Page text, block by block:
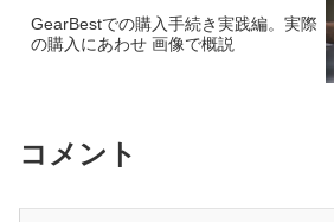
GearBestでの購入手続き実践編。実際
の購入にあわせ 画像で概説
コメント